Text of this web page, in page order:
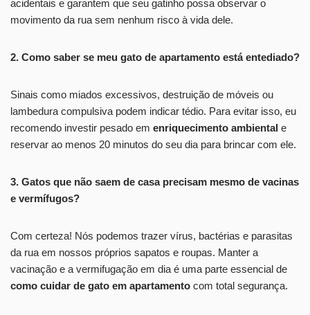
acidentais e garantem que seu gatinho possa observar o
movimento da rua sem nenhum risco à vida dele.
2. Como saber se meu gato de apartamento está entediado?
Sinais como miados excessivos, destruição de móveis ou
lambedura compulsiva podem indicar tédio. Para evitar isso, eu
recomendo investir pesado em enriquecimento ambiental e
reservar ao menos 20 minutos do seu dia para brincar com ele.
3. Gatos que não saem de casa precisam mesmo de vacinas
e vermífugos?
Com certeza! Nós podemos trazer vírus, bactérias e parasitas
da rua em nossos próprios sapatos e roupas. Manter a
vacinação e a vermifugação em dia é uma parte essencial de
como cuidar de gato em apartamento com total segurança.